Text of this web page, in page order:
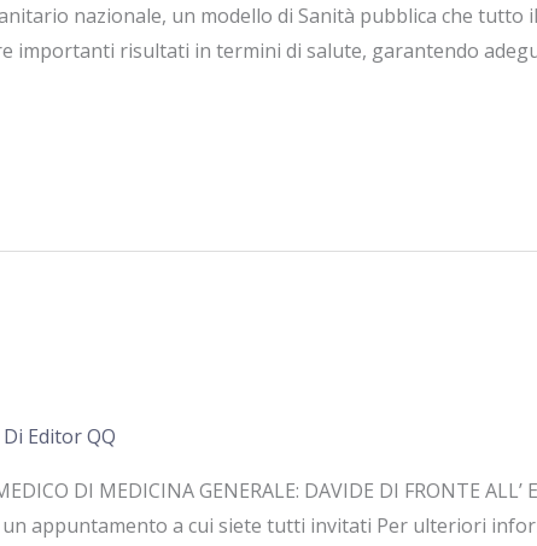
nazionale, un modello di Sanità pubblica che tutto
importanti risultati in termini di salute, garantendo
Editor QQ
DI MEDICINA GENERALE: DAVIDE DI FRONTE ALL’
un appuntamento a cui siete tutti invitati Per ulteriori